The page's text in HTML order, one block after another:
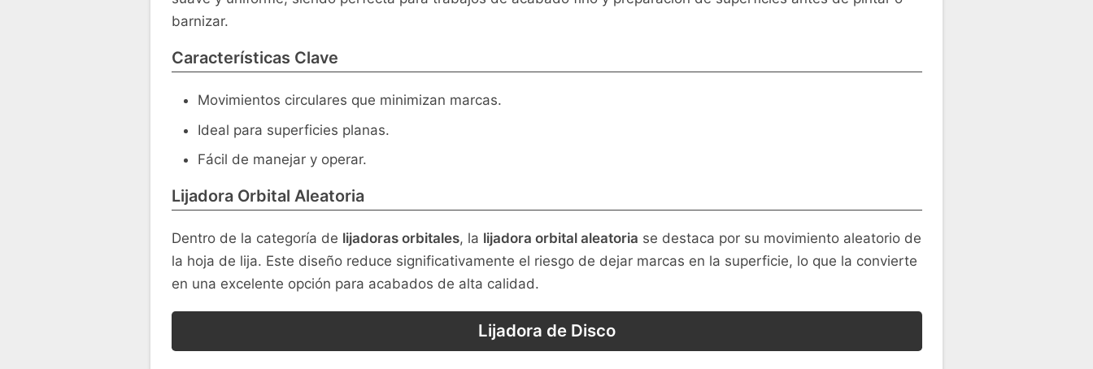
barnizar.
Características Clave
Movimientos circulares que minimizan marcas.
Ideal para superficies planas.
Fácil de manejar y operar.
Lijadora Orbital Aleatoria
Dentro de la categoría de lijadoras orbitales, la lijadora orbital aleatoria se destaca por su movimiento aleatorio de
la hoja de lija. Este diseño reduce significativamente el riesgo de dejar marcas en la superficie, lo que la convierte
en una excelente opción para acabados de alta calidad.
Lijadora de Disco